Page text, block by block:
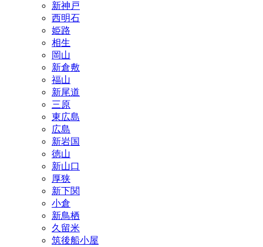
新神戸
西明石
姫路
相生
岡山
新倉敷
福山
新尾道
三原
東広島
広島
新岩国
徳山
新山口
厚狭
新下関
小倉
新鳥栖
久留米
筑後船小屋